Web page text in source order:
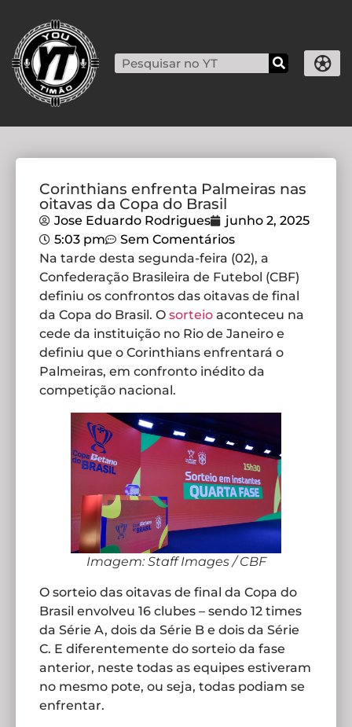
Corinthians enfrenta Palmeiras nas
oitavas da Copa do Brasil
Jose Eduardo Rodrigues
junho 2, 2025
5:03 pm
Sem Comentários
Na tarde desta segunda-feira (02), a
Confederação Brasileira de Futebol (CBF)
definiu os confrontos das oitavas de final
da Copa do Brasil. O sorteio aconteceu na
cede da instituição no Rio de Janeiro e
definiu que o Corinthians enfrentará o
Palmeiras, em confronto inédito da
competição nacional.
Imagem: Staff Images / CBF
O sorteio das oitavas de final da Copa do
Brasil envolveu 16 clubes – sendo 12 times
da Série A, dois da Série B e dois da Série
C. E diferentemente do sorteio da fase
anterior, neste todas as equipes estiveram
no mesmo pote, ou seja, todas podiam se
enfrentar.